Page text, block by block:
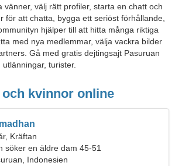
vänner, välj rätt profiler, starta en chatt och
för att chatta, bygga ett seriöst förhållande,
hjälper till att hitta många riktiga
med nya medlemmar, välja vackra bilder
Gå med gratis dejtingsajt Pasuruan
turister.
och kvinnor online
Kräftan
söker en äldre dam 45-51
Indonesien